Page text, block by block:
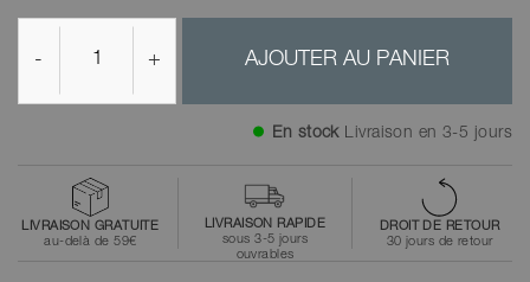
- + AJOUTER AU PANIER
En stock Livraison en 3-5 jours
LIVRAISON GRATUITE
au-delà de 59€
LIVRAISON RAPIDE
sous 3-5 jours
ouvrables
DROIT DE RETOUR
30 jours de retour